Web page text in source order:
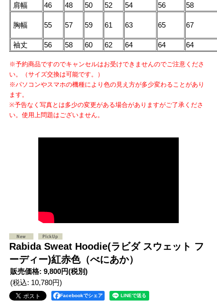
肩幅 46 48 50 52 54 56 58
胸幅 55 57 59 61 63 65 67
袖丈 56 58 60 62 64 64 64
※予約商品ですのでキャンセルはお受けできませんのでご注意くださ
い。（サイズ交換は可能です。）
※パソコンやスマホの機種により色の見え方が多少変わることがあり
ます。
※予告なく写真とは多少の変更がある場合がありますがご了承くださ
い。使用上問題はございません。
Rabida Sweat Hoodie(ラビダ スウェット フ
ーディー)紅赤色（べにあか）
販売価格: 9,800円(税別)
(税込: 10,780円)
Facebookでシェア